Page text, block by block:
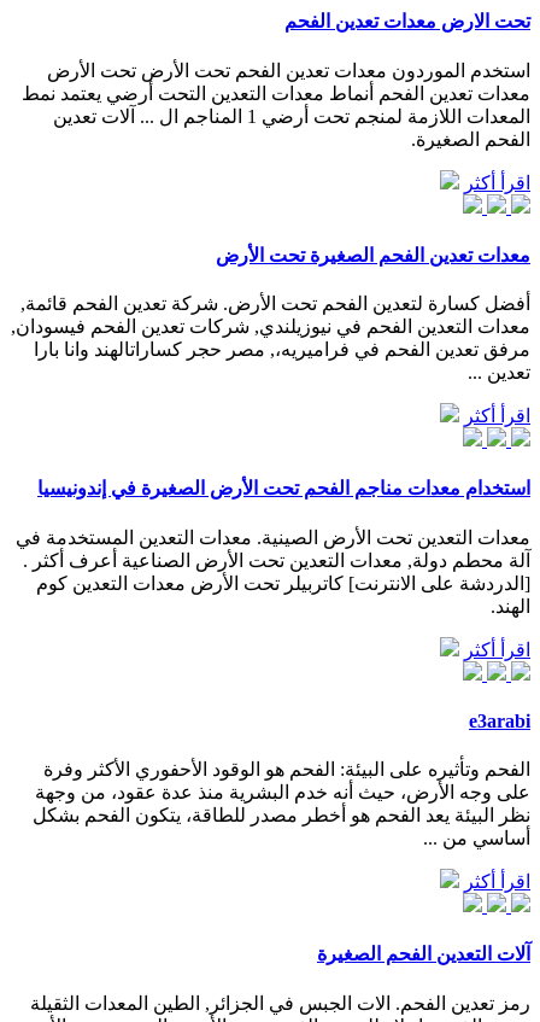
تحت الارض معدات تعدين الفحم
استخدم الموردون معدات تعدين الفحم تحت الأرض تحت الأرض
معدات تعدين الفحم أنماط معدات التعدين التحت أرضي يعتمد نمط
المعدات اللازمة لمنجم تحت أرضي 1 المناجم ال ... آلات تعدين
الفحم الصغيرة.
اقرأ أكثر
معدات تعدين الفحم الصغيرة تحت الأرض
أفضل كسارة لتعدين الفحم تحت الأرض. شركة تعدين الفحم قائمة,
معدات التعدين الفحم في نيوزيلندي, شركات تعدين الفحم فيسودان,
مرفق تعدين الفحم في فراميريه،, مصر حجر كساراتالهند وانا بارا
تعدين ...
اقرأ أكثر
استخدام معدات مناجم الفحم تحت الأرض الصغيرة في إندونيسيا
معدات التعدين تحت الأرض الصينية. معدات التعدين المستخدمة في
آلة محطم دولة, معدات التعدين تحت الأرض الصناعية أعرف أكثر .
[الدردشة على الانترنت] كاتربيلر تحت الأرض معدات التعدين كوم
الهند.
اقرأ أكثر
e3arabi
الفحم وتأثيره على البيئة: الفحم هو الوقود الأحفوري الأكثر وفرة
على وجه الأرض، حيث أنه خدم البشرية منذ عدة عقود، من وجهة
نظر البيئة يعد الفحم هو أخطر مصدر للطاقة، يتكون الفحم بشكل
أساسي من ...
اقرأ أكثر
آلات التعدين الفحم الصغيرة
رمز تعدين الفحم. الات الجبس في الجزائر, الطين المعدات الثقيلة